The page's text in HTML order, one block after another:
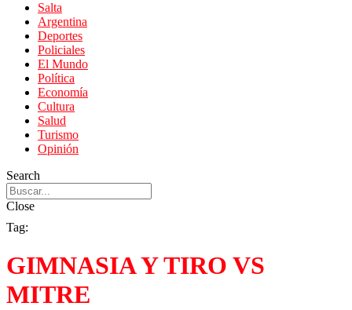
Salta
Argentina
Deportes
Policiales
El Mundo
Política
Economía
Cultura
Salud
Turismo
Opinión
Search
Close
Tag:
GIMNASIA Y TIRO VS
MITRE